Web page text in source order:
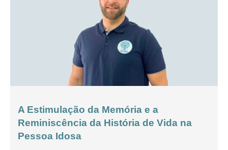
A Estimulação da Memória e a
Reminiscência da História de Vida na
Pessoa Idosa